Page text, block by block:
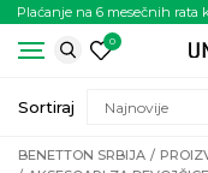
Plaćanje na 6 mesečnih rata
0
BENETTON SRBIJA
Sortiraj